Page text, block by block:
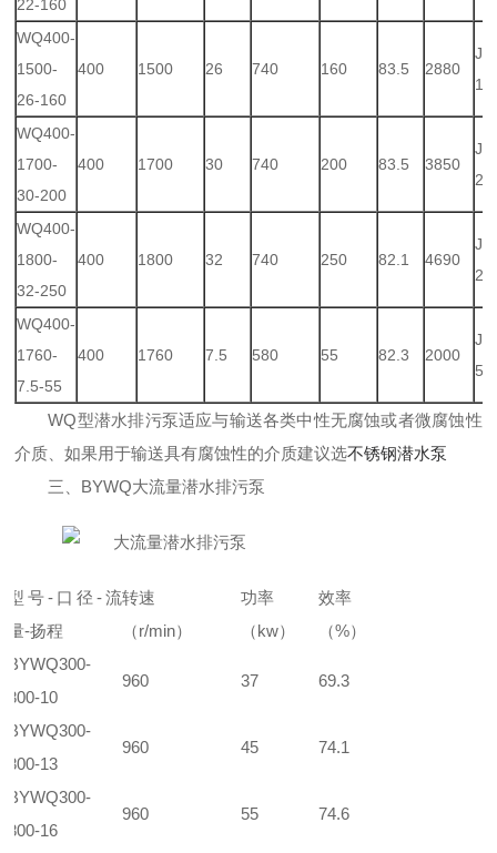
22-160
WQ400-
1500-
26-160
400 1500 26 740 160 83.5 2880
WQ400-
1700-
30-200
400 1700 30 740 200 83.5 3850
WQ400-
1800-
32-250
400 1800 32 740 250 82.1 4690
WQ400-
1760-
7.5-55
400 1760 7.5 580 55 82.3 2000
55
WQ型潜水排污泵适应与输送各类中性无腐蚀或者微腐蚀性
介质、如果用于输送具有腐蚀性的介质建议选不锈钢潜水泵
三、BYWQ大流量潜水排污泵
型号- 口径-流
量-扬程
转速
（r/min）
功率
（kw）
效率
（%）
BYWQ300-
800-10
960 37 69.3
BYWQ300-
800-13
960 45 74.1
BYWQ300-
800-16
960 55 74.6